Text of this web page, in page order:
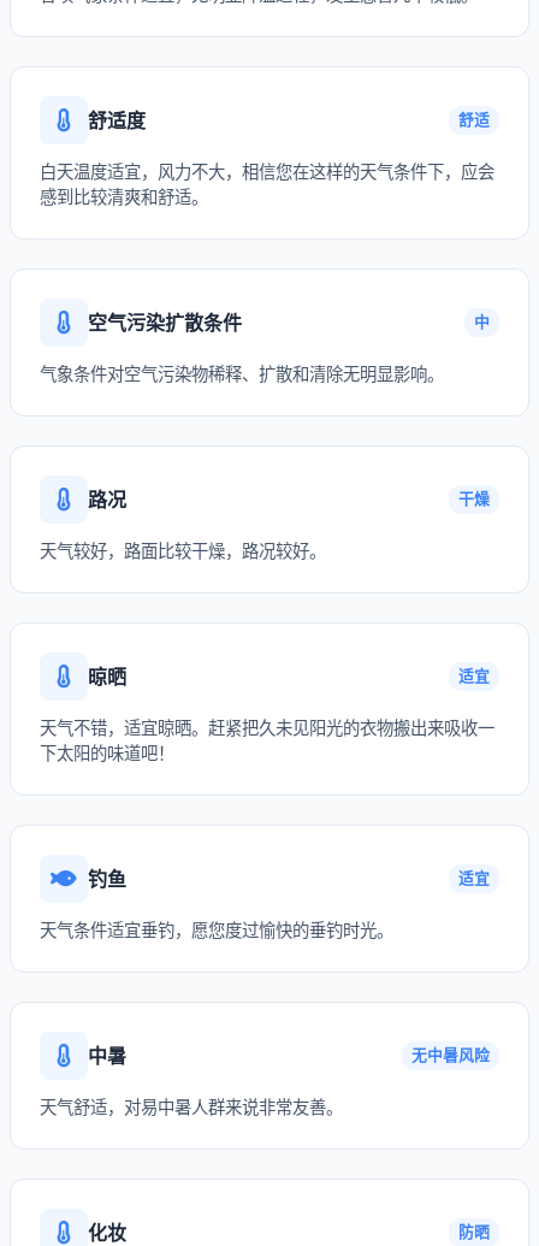
舒适度 舒适
白天温度适宜，风力不大，相信您在这样的天气条件下，应会
感到比较清爽和舒适。
空气污染扩散条件 中
气象条件对空气污染物稀释、扩散和清除无明显影响。
路况 干燥
天气较好，路面比较干燥，路况较好。
晾晒 适宜
天气不错，适宜晾晒。赶紧把久未见阳光的衣物搬出来吸收一
下太阳的味道吧！
钓鱼 适宜
天气条件适宜垂钓，愿您度过愉快的垂钓时光。
中暑 无中暑风险
天气舒适，对易中暑人群来说非常友善。
化妆 防晒